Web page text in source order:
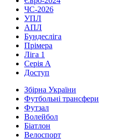
ЧС-2026
УПЛ
АПЛ
Бундесліга
Прімера
Ліга 1
Серія А
Доступ
Збірна України
Футбольні трансфери
Футзал
Волейбол
Біатлон
Велоспорт